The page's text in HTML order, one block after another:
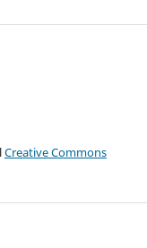
Creative Commons